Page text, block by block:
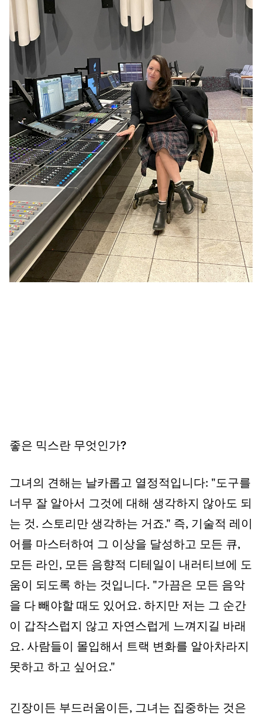
좋은 믹스란 무엇인가?
그녀의 견해는 날카롭고 열정적입니다: "도구를
너무 잘 알아서 그것에 대해 생각하지 않아도 되
는 것. 스토리만 생각하는 거죠." 즉, 기술적 레이
어를 마스터하여 그 이상을 달성하고 모든 큐,
모든 라인, 모든 음향적 디테일이 내러티브에 도
움이 되도록 하는 것입니다. "가끔은 모든 음악
을 다 빼야할 때도 있어요. 하지만 저는 그 순간
이 갑작스럽지 않고 자연스럽게 느껴지길 바래
요. 사람들이 몰입해서 트랙 변화를 알아차라지
못하고 하고 싶어요."
긴장이든 부드러움이든, 그녀는 집중하는 것은